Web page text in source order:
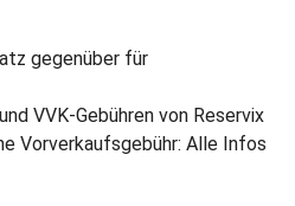
gegenüber für
VVK-Gebühren von Reservix
Vorverkaufsgebühr: Alle Infos